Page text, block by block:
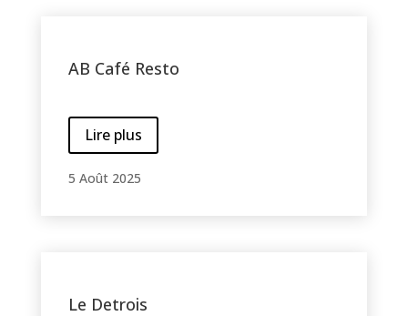
AB Café Resto
Lire plus
5 Août 2025
Le Detrois